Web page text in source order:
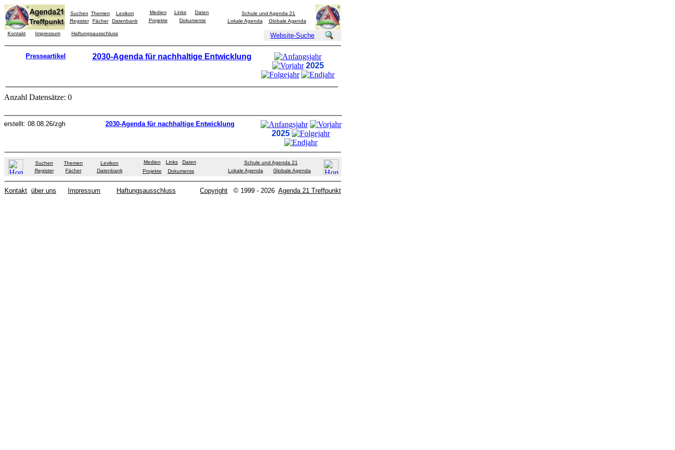
Suchen Themen
Lexikon
Register
Fächer Datenbank
Medien Links
Daten
Projekte
Dokumente
Schule und Agenda 21
Lokale Agenda
Globale Agenda
Kontakt Impressum Haftungsausschluss Website-Suche
Presseartikel
2030-Agenda für nachhaltige Entwicklung
2025
Anzahl Datensätze: 0
erstellt: 08.08.26/zgh 2030-Agenda für nachhaltige Entwicklung
2025
Suchen Themen
Lexikon
Register
Fächer Datenbank
Medien Links
Daten
Projekte
Dokumente
Schule und Agenda 21
Lokale Agenda
Globale Agenda
Kontakt über uns Impressum Haftungsausschluss Copyright © 1999 - 2026 Agenda 21 Treffpunkt